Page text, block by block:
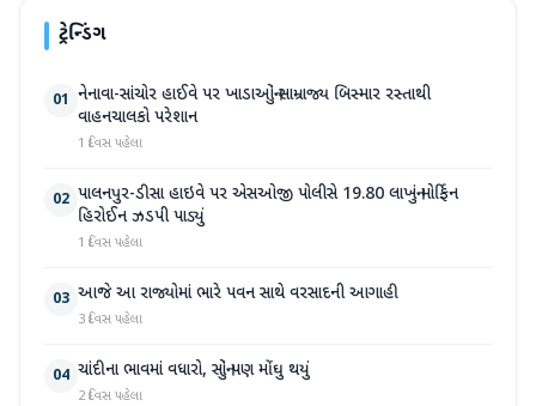
ટ્રેન્ડિંગ
01 નેનાવા-સાંચોર હાઈવે પર ખાડાઓનું સામ્રાજ્ય બિસ્માર રસ્તાથી
વાહનચાલકો પરેશાન
1 દિવસ પહેલા
02 પાલનપુર-ડીસા હાઇવે પર એસઓજી પોલીસે 19.80 લાખનું મોર્ફિન
હિરોઈન ઝડપી પાડ્યું
1 દિવસ પહેલા
03 આજે આ રાજ્યોમાં ભારે પવન સાથે વરસાદની આગાહી
3 દિવસ પહેલા
04 ચાંદીના ભાવમાં વધારો, સોનું પણ મોંઘુ થયું
2 દિવસ પહેલા